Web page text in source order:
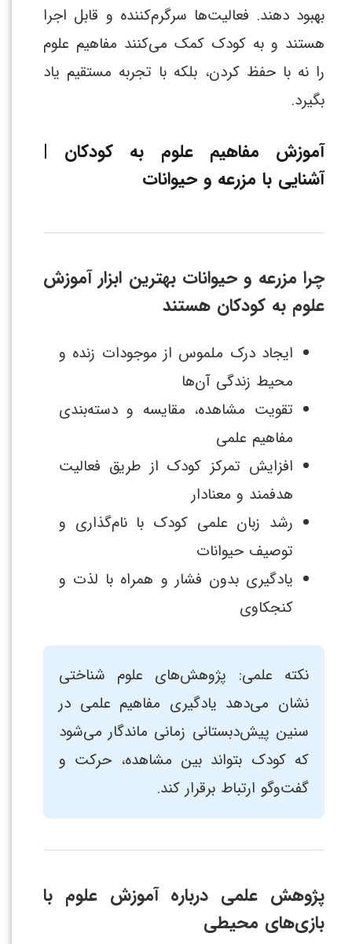
بهبود دهند. فعالیت‌ها سرگرم‌کننده و قابل اجرا
هستند و به کودک کمک می‌کنند مفاهیم علوم
را نه با حفظ کردن، بلکه با تجربه مستقیم یاد
بگیرد.
آموزش مفاهیم علوم به کودکان |
آشنایی با مزرعه و حیوانات
چرا مزرعه و حیوانات بهترین ابزار آموزش
علوم به کودکان هستند
ایجاد درک ملموس از موجودات زنده و
محیط زندگی آن‌ها
تقویت مشاهده، مقایسه و دسته‌بندی
مفاهیم علمی
افزایش تمرکز کودک از طریق فعالیت
هدفمند و معنادار
رشد زبان علمی کودک با نام‌گذاری و
توصیف حیوانات
یادگیری بدون فشار و همراه با لذت و
کنجکاوی
نکته علمی: پژوهش‌های علوم شناختی
نشان می‌دهد یادگیری مفاهیم علمی در
سنین پیش‌دبستانی زمانی ماندگار می‌شود
که کودک بتواند بین مشاهده، حرکت و
گفت‌وگو ارتباط برقرار کند.
پژوهش علمی درباره آموزش علوم با
بازی‌های محیطی